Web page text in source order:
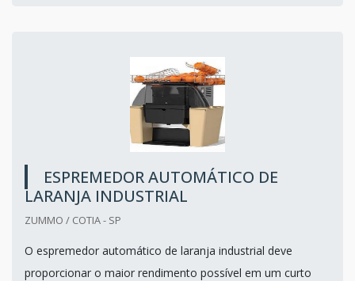
ESPREMEDOR AUTOMÁTICO DE
LARANJA INDUSTRIAL
ZUMMO / COTIA - SP
O espremedor automático de laranja industrial deve
proporcionar o maior rendimento possível em um curto